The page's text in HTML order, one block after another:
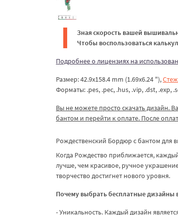
Зная скорость вашей
Чтобы воспользоваться
Подробнее о лицензиях на
Размер: 42.9x158.4 mm (1.69x6.24 "),
Форматы: .pes, .pec, .hus, .vip, .dst, .exp,
Вы не можете просто скачать дизайн.
бантом и перейти к оплате. После
Рождественский Бордюр с бантом для
Когда Рождество приближается,
лучше, чем красивое, ручное
творчество достигнет нового уровня.
Почему выбрать бесплатные дизайны
- Уникальность. Каждый дизайн